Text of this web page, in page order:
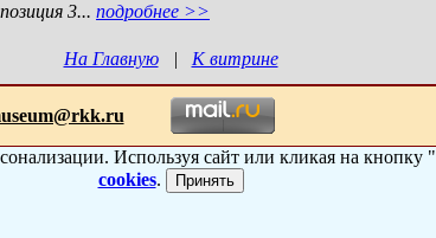
3... подробнее >>
На Главную| К витрине
Используя сайт или кликая на
cookies. Принять